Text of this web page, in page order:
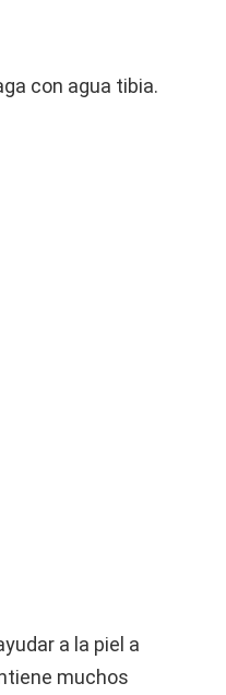
con agua tibia.
a la piel a
muchos